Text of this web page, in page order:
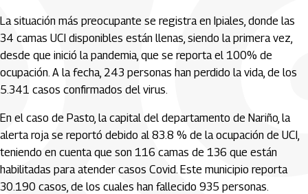
La situación más preocupante se registra en Ipiales, donde las
34 camas UCI disponibles están llenas, siendo la primera vez,
desde que inició la pandemia, que se reporta el 100% de
ocupación. A la fecha, 243 personas han perdido la vida, de los
5.341 casos confirmados del virus.
En el caso de Pasto, la capital del departamento de Nariño, la
alerta roja se reportó debido al 83.8 % de la ocupación de UCI,
teniendo en cuenta que son 116 camas de 136 que están
habilitadas para atender casos Covid. Este municipio reporta
30.190 casos, de los cuales han fallecido 935 personas.